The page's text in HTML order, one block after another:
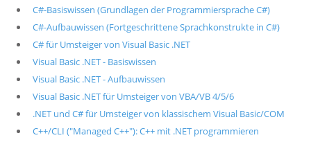
C#-Basiswissen (Grundlagen der Programmiersprache C#)
C#-Aufbauwissen (Fortgeschrittene Sprachkonstrukte in C#)
C# für Umsteiger von Visual Basic .NET
Visual Basic .NET - Basiswissen
Visual Basic .NET - Aufbauwissen
Visual Basic .NET für Umsteiger von VBA/VB 4/5/6
.NET und C# für Umsteiger von klassischem Visual Basic/COM
C++/CLI ("Managed C++"): C++ mit .NET programmieren